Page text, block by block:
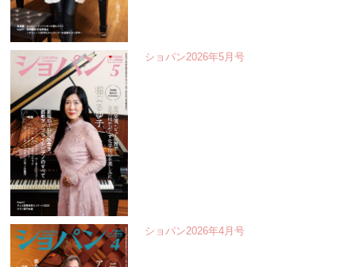
ショパン2026年5月号
ショパン2026年4月号